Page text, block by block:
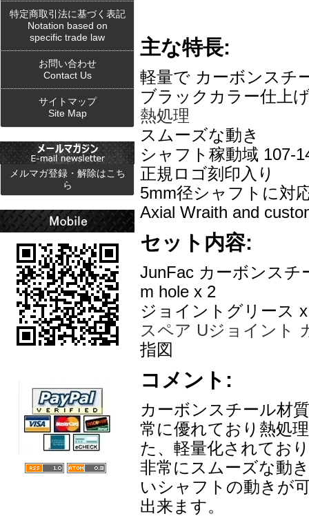
特定商取引法に基づく表記
Notation based on
specific trade law
お問い合わせ
Contact Us
サイトマップ
Site Map
メルマガ登録・解除はこち
ら
主な特長:
軽量で カーボンスチ
ブラックカラー仕上
熱処理
スムーズな動き
シャフト稼動域 107-
正規ロゴ刻印入り
5mm径シャフトに対
Axial Wraith and
セット内容:
JunFac カーボンスチ
m hole x 2
ジョイントグリース
スペア Uジョイント
指図
コメント:
カーボンスチール材
常に優れており熱処
た、軽量化されてお
非常にスムーズな動
いシャフトの動きが
出来ます。